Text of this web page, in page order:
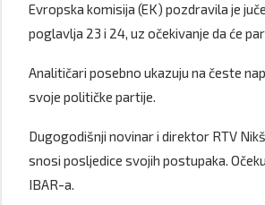
Evropska komisija (EK) pozdravila je
poglavlja 23 i 24, uz očekivanje da će
Analitičari posebno ukazuju na česte
svoje političke partije.
Dugogodišnji novinar i direktor RTV
snosi posljedice svojih postupaka.
IBAR-a.